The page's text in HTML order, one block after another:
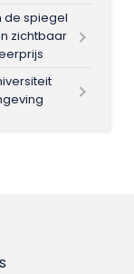
de spiegel
zichtbaar